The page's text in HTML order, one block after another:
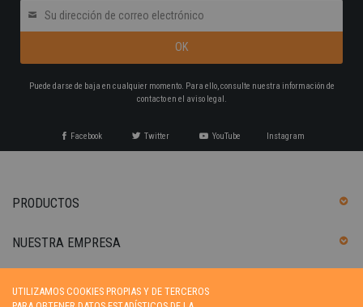
Puede darse de baja en cualquier momento. Para ello, consulte nuestra información de
contacto en el aviso legal.
Facebook Twitter YouTube Instagram
PRODUCTOS
NUESTRA EMPRESA
UTILIZAMOS COOKIES PROPIAS Y DE TERCEROS